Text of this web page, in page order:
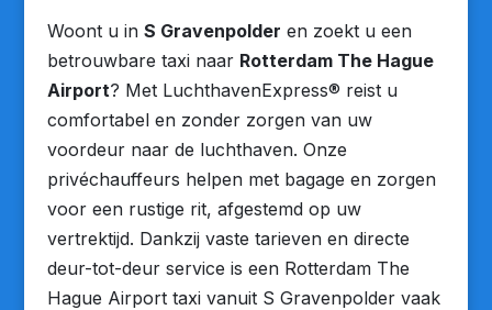
Woont u in S Gravenpolder en zoekt u een
betrouwbare taxi naar Rotterdam The Hague
Airport? Met LuchthavenExpress® reist u
comfortabel en zonder zorgen van uw
voordeur naar de luchthaven. Onze
privéchauffeurs helpen met bagage en zorgen
voor een rustige rit, afgestemd op uw
vertrektijd. Dankzij vaste tarieven en directe
deur-tot-deur service is een Rotterdam The
Hague Airport taxi vanuit S Gravenpolder vaak